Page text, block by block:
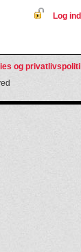
Log ind
og